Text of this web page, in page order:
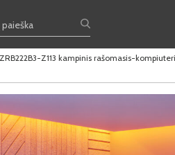
Z113 kampinis rašomasis-